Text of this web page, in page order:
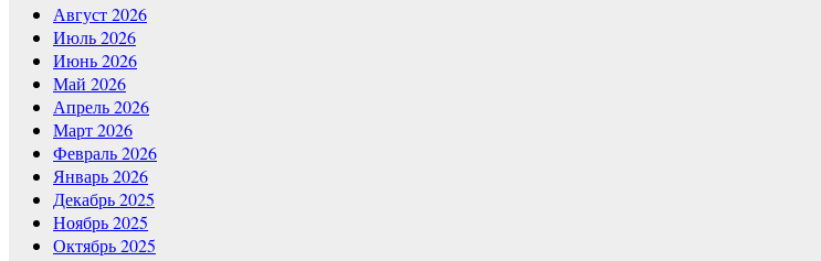
Август 2026
Июль 2026
Июнь 2026
Май 2026
Апрель 2026
Март 2026
Февраль 2026
Январь 2026
Декабрь 2025
Ноябрь 2025
Октябрь 2025